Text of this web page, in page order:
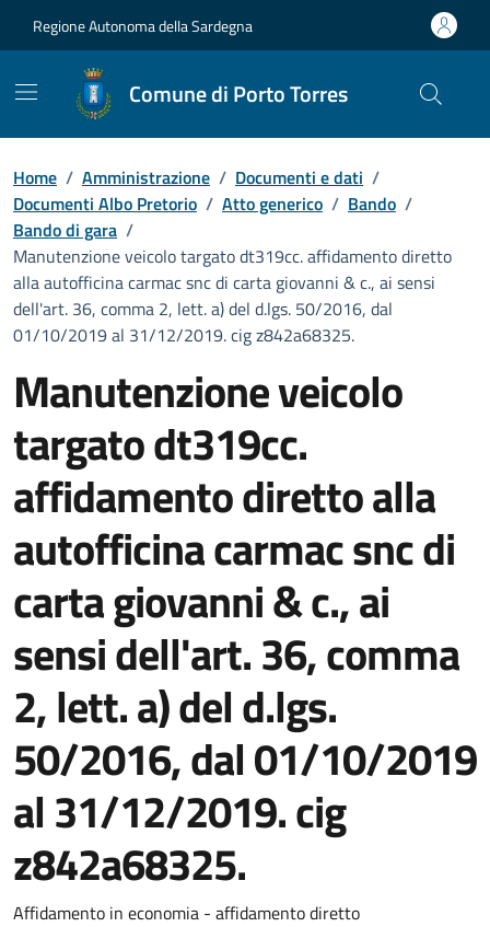
Regione Autonoma della Sardegna
Comune di Porto Torres
Home / Amministrazione / Documenti e dati /
Documenti Albo Pretorio / Atto generico / Bando /
Bando di gara /
Manutenzione veicolo targato dt319cc. affidamento diretto
alla autofficina carmac snc di carta giovanni & c., ai sensi
dell'art. 36, comma 2, lett. a) del d.lgs. 50/2016, dal
01/10/2019 al 31/12/2019. cig z842a68325.
Manutenzione veicolo
targato dt319cc.
affidamento diretto alla
autofficina carmac snc di
carta giovanni & c., ai
sensi dell'art. 36, comma
2, lett. a) del d.lgs.
50/2016, dal 01/10/2019
al 31/12/2019. cig
z842a68325.
Dettaglio del documento
Affidamento in economia - affidamento diretto